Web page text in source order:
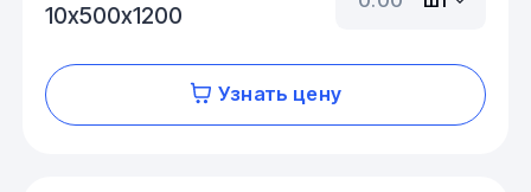
10х500х1200
Узнать цену